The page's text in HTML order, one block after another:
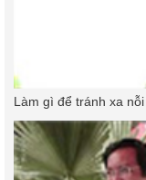
Làm gì để tránh xa